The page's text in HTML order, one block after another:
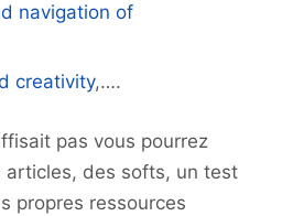
navigation of
creativity,….
pas vous pourrez
articles, des softs, un test
propres ressources